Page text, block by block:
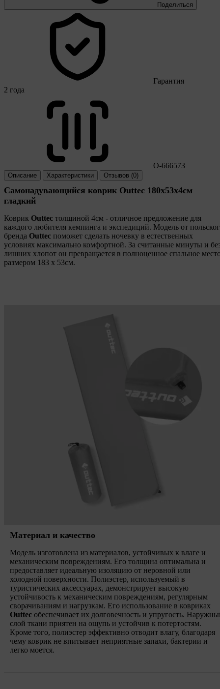
Поделиться
Гарантия
2 года
O-666573
Описание Характеристики Отзывов (0)
Самонадувающийся коврик Outtec 180х53х4см
гладкий
Коврик Outtec толщиной 4см - отличное предложение для
каждого любителя кемпинга и экспедиций. Модель от
бренда Outtec поможет сделать ночевку в естественных
условиях максимально комфортной. За считанные минуты и
лишних хлопот он превращается в полноценное спальное
размером 183 x 53см.
Материал и качество
Модель изготовлена из материалов, устойчивых к влаге и
механическим повреждениям. Его толщина оптимальна и
предоставляет идеальную изоляцию от неровной или
холодной поверхности. Полиэстер, используемый в
туристических аксессуарах, демонстрирует высокую
устойчивость к механическим повреждениям, регулярным
сворачиваниям и нагрузкам. Его использование в ковриках
Outtec обеспечивает их долговечность и упругость.
слой ткани приятен на ощупь и устойчив к потертостям.
Кроме того, полиэстер эффективно отводит влагу, благодаря
чему коврик не впитывает неприятные запахи, бактерии и
легко моется.